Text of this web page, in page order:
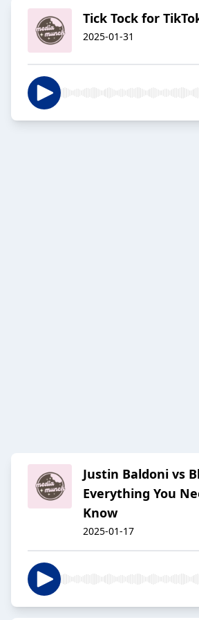
Tick Tock for
2025-01-31
Justin Baldoni vs
Everything You
Know
2025-01-17